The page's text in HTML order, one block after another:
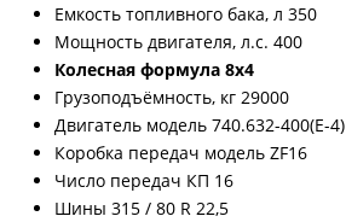
Емкость топливного бака, л 350
Мощность двигателя, л.с. 400
Колесная формула 8х4
Грузоподъёмность, кг 29000
Двигатель модель 740.632-400(Е-4)
Коробка передач модель ZF16
Число передач КП 16
Шины 315 / 80 R 22,5